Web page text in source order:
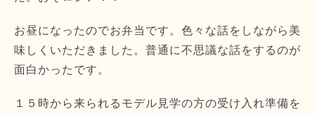
お昼になったのでお弁当です。色々な話をしながら美
味しくいただきました。普通に不思議な話をするのが
面白かったです。
１５時から来られるモデル見学の方の受け入れ準備を